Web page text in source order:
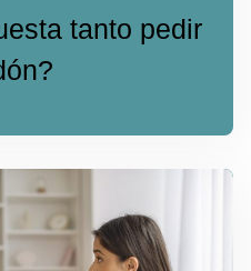
tanto pedir